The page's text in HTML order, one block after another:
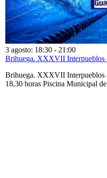
3 agosto: 18:30 - 21:00
Brihuega. XXXVII Interpueblos
Brihuega. XXXVII Interpueblos
18,30 horas Piscina Municipal